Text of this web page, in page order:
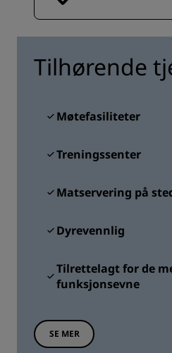
Tilhørende
Møtefasiliteter
Treningssenter
Matservering på
Dyrevennlig
Tilrettelagt for de
funksjonsevne
SE MER